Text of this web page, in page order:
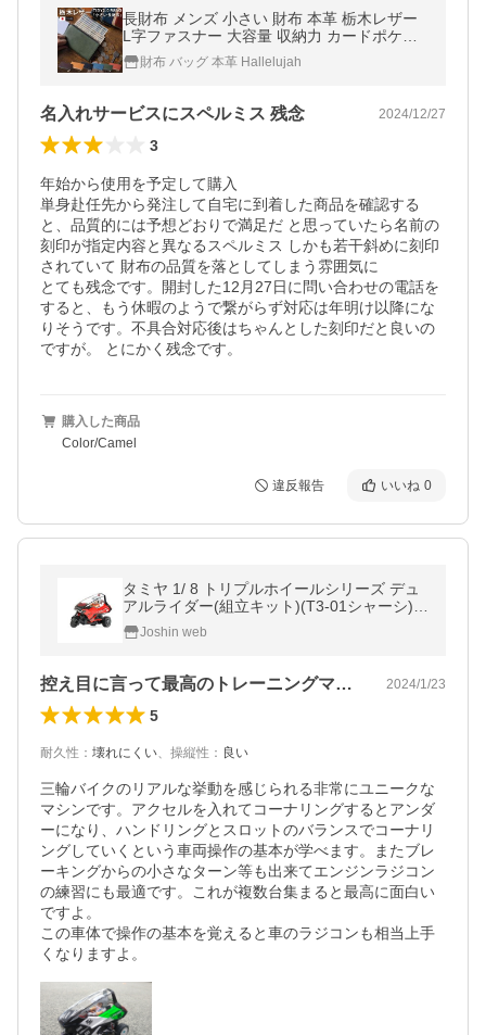
長財布 メンズ 小さい 財布 本革 栃木レザー
L字ファスナー 大容量 収納力 カードポケッ
ト プレゼント TIDY2.0 MANO 日本製 スキミ
ング防止 タッチ決済 ハレルヤ
財布 バッグ 本革 Hallelujah
名入れサービスにスペルミス 残念 2024/12/27
3
年始から使用を予定して購入
単身赴任先から発注して自宅に到着した商品を確認する
と、品質的には予想どおりで満足だ と思っていたら名前の
刻印が指定内容と異なるスペルミス しかも若干斜めに刻印
されていて 財布の品質を落としてしまう雰囲気に
とても残念です。開封した12月27日に問い合わせの電話を
すると、もう休暇のようで繋がらず対応は年明け以降にな
りそうです。不具合対応後はちゃんとした刻印だと良いの
ですが。 とにかく残念です。
購入した商品
Color/Camel
違反報告 いいね 0
タミヤ 1/ 8 トリプルホイールシリーズ デュ
アルライダー(組立キット)(T3-01シャーシ)
(57407)ラジコン 返品種別B
Joshin web
控え目に言って最高のトレーニングマシン 2024/1/23
5
耐久性 ： 壊れにくい、 操縦性 ： 良い
三輪バイクのリアルな挙動を感じられる非常にユニークな
マシンです。アクセルを入れてコーナリングするとアンダ
ーになり、ハンドリングとスロットのバランスでコーナリ
ングしていくという車両操作の基本が学べます。またブレ
ーキングからの小さなターン等も出来てエンジンラジコン
の練習にも最適です。これが複数台集まると最高に面白い
ですよ。
この車体で操作の基本を覚えると車のラジコンも相当上手
くなりますよ。